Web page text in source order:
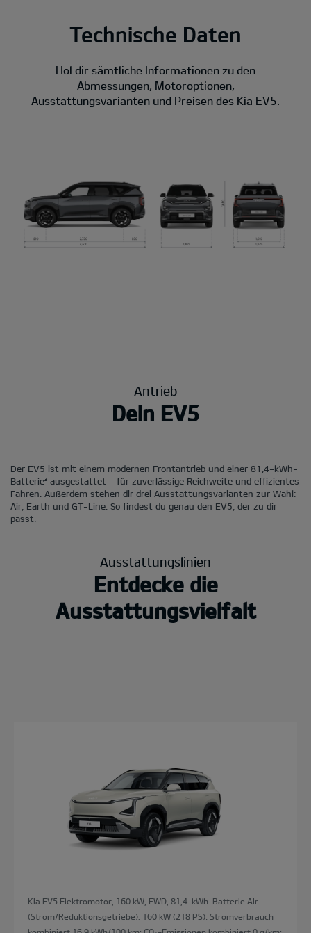
Technische Daten
Hol dir sämtliche Informationen zu den
Abmessungen, Motoroptionen,
Ausstattungsvarianten und Preisen des Kia EV5.
Antrieb
Dein EV5
Der EV5 ist mit einem modernen Frontantrieb und einer 81,4-kWh-
Batterie³ ausgestattet – für zuverlässige Reichweite und effizientes
Fahren. Außerdem stehen dir drei Ausstattungsvarianten zur Wahl:
Air, Earth und GT-Line. So findest du genau den EV5, der zu dir
passt.
Ausstattungslinien
Entdecke die
Ausstattungsvielfalt
Kia EV5 Elektromotor, 160 kW, FWD, 81,4-kWh-Batterie Air
(Strom/Reduktionsgetriebe); 160 kW (218 PS): Stromverbrauch